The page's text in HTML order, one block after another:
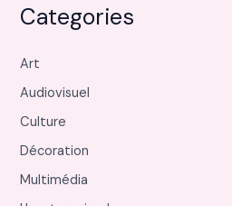
Categories
Art
Audiovisuel
Culture
Décoration
Multimédia